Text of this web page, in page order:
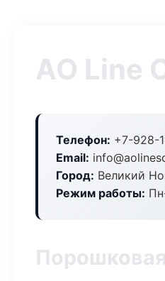
АО Line
Телефон: +7-928-
Email:
Город: Великий
Режим работы: